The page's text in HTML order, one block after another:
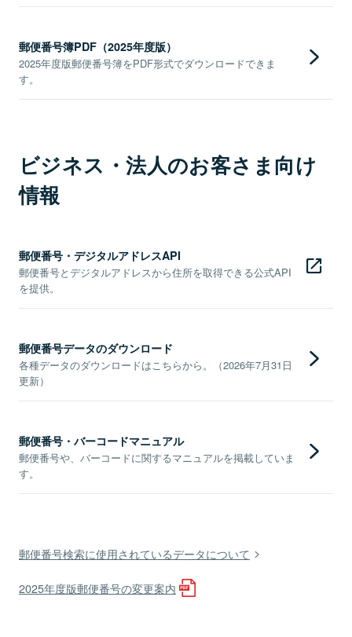
郵便番号簿PDF（2025年度版）
2025年度版郵便番号簿をPDF形式でダウンロードできま
す。
ビジネス・法人のお客さま向け
情報
郵便番号・デジタルアドレスAPI
郵便番号とデジタルアドレスから住所を取得できる公式API
を提供。
郵便番号データのダウンロード
各種データのダウンロードはこちらから。（2026年7月31日
更新）
郵便番号・バーコードマニュアル
郵便番号や、バーコードに関するマニュアルを掲載していま
す。
郵便番号検索に使用されているデータについて
2025年度版郵便番号の変更案内